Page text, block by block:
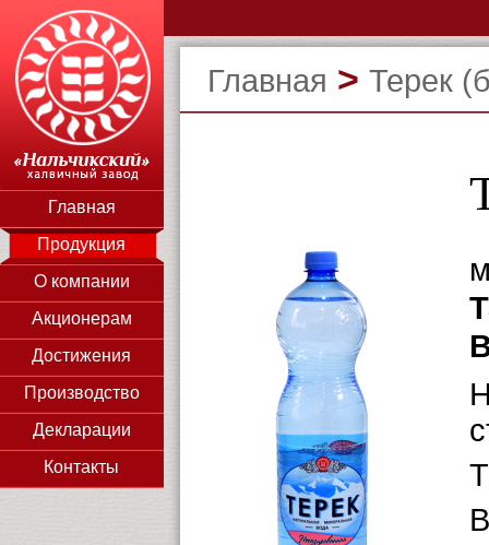
Главная
Продукция
О компании
Акционерам
Достижения
Производство
Декларации
Контакты
Главная > Терек